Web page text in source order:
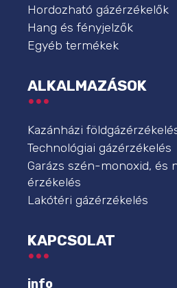
Hordozható gázérzékelők
Hang és fényjelzők
Egyéb termékek
ALKALMAZÁSOK
Kazánházi
Technológiai gázérzékelés
Garázs szén-monoxid, és
érzékelés
Lakótéri gázérzékelés
KAPCSOLAT
info